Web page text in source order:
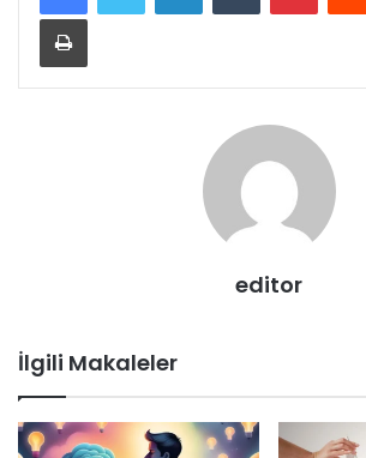
Yazdır
editor
İlgili Makaleler